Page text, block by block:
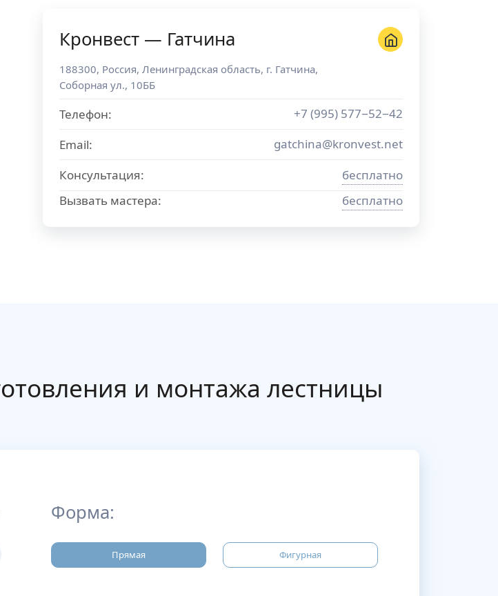
Кронвест — Гатчина
188300, Россия, Ленинградская область, г. Гатчина,
Соборная ул., 10ББ
Телефон:
+7 (995) 577−52−42
Email:
gatchina@kronvest.net
Консультация:
бесплатно
Вызвать мастера:
бесплатно
и монтажа лестницы
Форма:
Прямая Фигурная